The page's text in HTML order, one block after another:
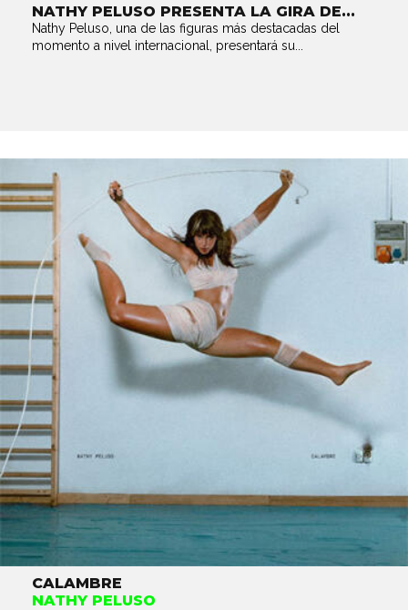
NATHY PELUSO PRESENTA LA GIRA DE...
Nathy Peluso, una de las figuras más destacadas del
momento a nivel internacional, presentará su...
CALAMBRE
NATHY PELUSO